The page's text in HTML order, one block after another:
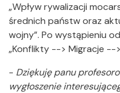
„Wpływ rywalizacji
średnich państw oraz
wojny”. Po wystąpieniu
„Konflikty --> Migracje -->
- Dziękuję panu
wygłoszenie